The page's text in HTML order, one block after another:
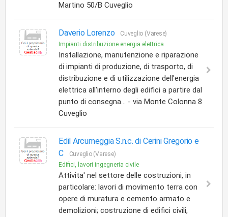
Martino 50/B Cuveglio
Daverio Lorenzo
Cuveglio (Varese)
Impianti distribuzione energia elettrica
Installazione, manutenzione e riparazione
di impianti di produzione, di trasporto, di
distribuzione e di utilizzazione dell'energia
elettrica all'interno degli edifici a partire dal
punto di consegna... - via Monte Colonna 8
Cuveglio
Edil Arcumeggia S.n.c. di Cerini Gregorio e
C
Cuveglio (Varese)
Edifici, lavori ingegneria civile
Attivita' nel settore delle costruzioni, in
particolare: lavori di movimento terra con
opere di muratura e cemento armato e
demolizioni; costruzione di edifici civili,